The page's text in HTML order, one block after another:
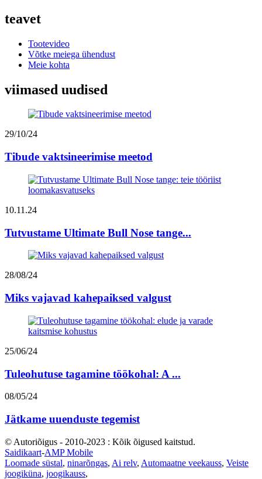
teavet
Tootevideo
Võtke meiega ühendust
Meie kohta
viimased uudised
29/10/24
Tibude vaktsineerimise meetod
10.11.24
Tutvustame Ultimate Bull Nose tange...
28/08/24
Miks vajavad kahepaiksed valgust
25/06/24
Tuleohutuse tagamine töökohal: A ...
08/05/24
Jätkame uuenduste tegemist
© Autoriõigus - 2010-2023 : Kõik õigused kaitstud.
Saidikaart-AMP Mobile
Loomade süstal, ninarõngas, Ai relv, Automaatne veekauss, Veiste
joogiküna, joogikauss,